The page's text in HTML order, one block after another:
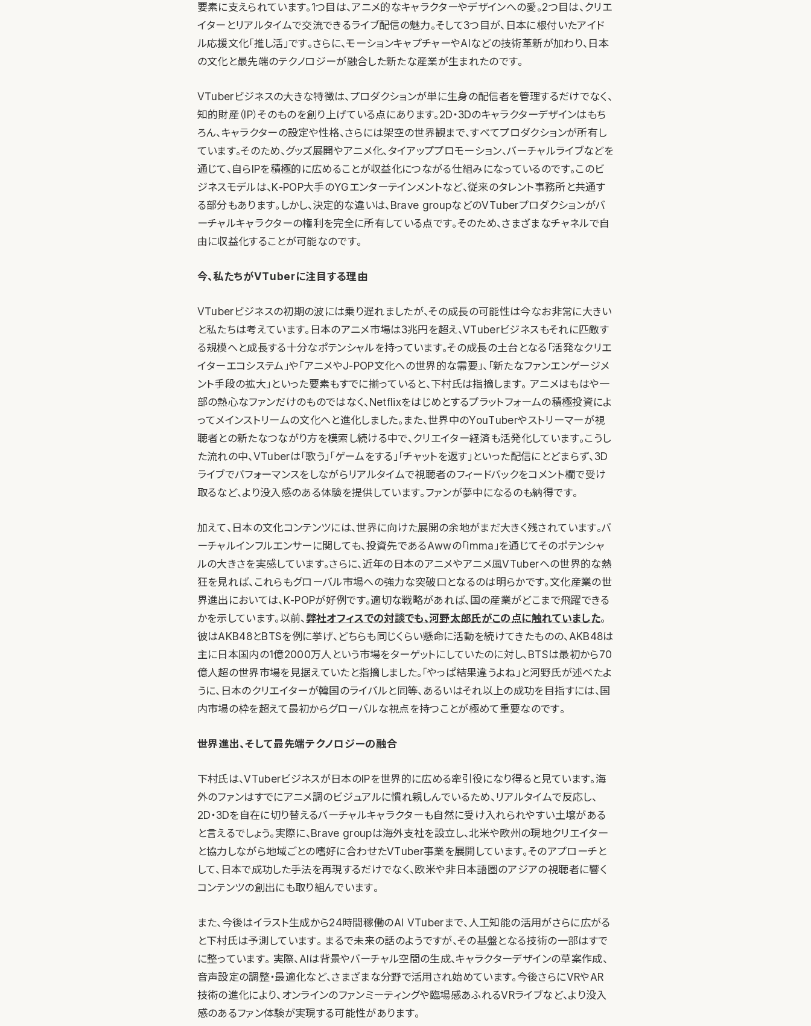
要素に支えられています。1つ目は、アニメ的なキャラクターやデザインへの愛。2つ目は、クリエ
イターとリアルタイムで交流できるライブ配信の魅力。そして3つ目が、日本に根付いたアイド
ル応援文化「推し活」です。さらに、モーションキャプチャーやAIなどの技術革新が加わり、日本
の文化と最先端のテクノロジーが融合した新たな産業が生まれたのです。
VTuberビジネスの大きな特徴は、プロダクションが単に生身の配信者を管理するだけでなく、
知的財産（IP）そのものを創り上げている点にあります。2D・3Dのキャラクターデザインはもち
ろん、キャラクターの設定や性格、さらには架空の世界観まで、すべてプロダクションが所有し
ています。そのため、グッズ展開やアニメ化、タイアッププロモーション、バーチャルライブなどを
通じて、自らIPを積極的に広めることが収益化につながる仕組みになっているのです。このビ
ジネスモデルは、K-POP大手のYGエンターテインメントなど、従来のタレント事務所と共通す
る部分もあります。しかし、決定的な違いは、Brave groupなどのVTuberプロダクションがバ
ーチャルキャラクターの権利を完全に所有している点です。そのため、さまざまなチャネルで自
由に収益化することが可能なのです。
今、私たちがVTuberに注目する理由
VTuberビジネスの初期の波には乗り遅れましたが、その成長の可能性は今なお非常に大きい
と私たちは考えています。日本のアニメ市場は3兆円を超え、VTuberビジネスもそれに匹敵す
る規模へと成長する十分なポテンシャルを持っています。その成長の土台となる「活発なクリエ
イターエコシステム」や「アニメやJ-POP文化への世界的な需要」、「新たなファンエンゲージメ
ント手段の拡大」といった要素もすでに揃っていると、下村氏は指摘します。 アニメはもはや一
部の熱心なファンだけのものではなく、Netflixをはじめとするプラットフォームの積極投資によ
ってメインストリームの文化へと進化しました。また、世界中のYouTuberやストリーマーが視
聴者との新たなつながり方を模索し続ける中で、クリエイター経済も活発化しています。こうし
た流れの中、VTuberは「歌う」「ゲームをする」「チャットを返す」といった配信にとどまらず、3D
ライブでパフォーマンスをしながらリアルタイムで視聴者のフィードバックをコメント欄で受け
取るなど、より没入感のある体験を提供しています。ファンが夢中になるのも納得です。
加えて、日本の文化コンテンツには、世界に向けた展開の余地がまだ大きく残されています。バ
ーチャルインフルエンサーに関しても、投資先であるAwwの「imma」を通じてそのポテンシャ
ルの大きさを実感しています。さらに、近年の日本のアニメやアニメ風VTuberへの世界的な熱
狂を見れば、これらもグローバル市場への強力な突破口となるのは明らかです。文化産業の世
界進出においては、K-POPが好例です。適切な戦略があれば、国の産業がどこまで飛躍できる
かを示しています。以前、弊社オフィスでの対談でも、河野太郎氏がこの点に触れていました。
彼はAKB48とBTSを例に挙げ、どちらも同じくらい懸命に活動を続けてきたものの、AKB48は
主に日本国内の1億2000万人という市場をターゲットにしていたのに対し、BTSは最初から70
億人超の世界市場を見据えていたと指摘しました。「やっぱ結果違うよね」と河野氏が述べたよ
うに、日本のクリエイターが韓国のライバルと同等、あるいはそれ以上の成功を目指すには、国
内市場の枠を超えて最初からグローバルな視点を持つことが極めて重要なのです。
世界進出、そして最先端テクノロジーの融合
下村氏は、VTuberビジネスが日本のIPを世界的に広める牽引役になり得ると見ています。海
外のファンはすでにアニメ調のビジュアルに慣れ親しんでいるため、リアルタイムで反応し、
2D・3Dを自在に切り替えるバーチャルキャラクターも自然に受け入れられやすい土壌がある
と言えるでしょう。実際に、Brave groupは海外支社を設立し、北米や欧州の現地クリエイター
と協力しながら地域ごとの嗜好に合わせたVTuber事業を展開しています。そのアプローチと
して、日本で成功した手法を再現するだけでなく、欧米や非日本語圏のアジアの視聴者に響く
コンテンツの創出にも取り組んでいます。
また、今後はイラスト生成から24時間稼働のAI VTuberまで、人工知能の活用がさらに広がる
と下村氏は予測しています。 まるで未来の話のようですが、その基盤となる技術の一部はすで
に整っています。 実際、AIは背景やバーチャル空間の生成、キャラクターデザインの草案作成、
音声設定の調整・最適化など、さまざまな分野で活用され始めています。今後さらにVRやAR
技術の進化により、オンラインのファンミーティングや臨場感あふれるVRライブなど、より没入
感のあるファン体験が実現する可能性があります。